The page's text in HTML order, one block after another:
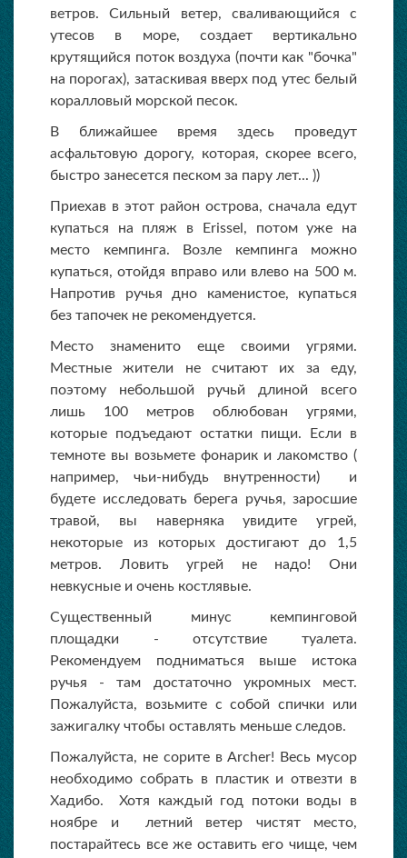
ветров. Сильный ветер, сваливающийся с
утесов в море, создает вертикально
крутящийся поток воздуха (почти как "бочка"
на порогах), затаскивая вверх под утес белый
коралловый морской песок.
В ближайшее время здесь проведут
асфальтовую дорогу, которая, скорее всего,
быстро занесется песком за пару лет... ))
Приехав в этот район острова, сначала едут
купаться на пляж в Erissel, потом уже на
место кемпинга. Возле кемпинга можно
купаться, отойдя вправо или влево на 500 м.
Напротив ручья дно каменистое, купаться
без тапочек не рекомендуется.
Место знаменито еще своими угрями.
Местные жители не считают их за еду,
поэтому небольшой ручьй длиной всего
лишь 100 метров облюбован угрями,
которые подъедают остатки пищи. Если в
темноте вы возьмете фонарик и лакомство (
например, чьи-нибудь внутренности) и
будете исследовать берега ручья, заросшие
травой, вы наверняка увидите угрей,
некоторые из которых достигают до 1,5
метров. Ловить угрей не надо! Они
невкусные и очень костлявые.
Существенный минус кемпинговой
площадки - отсутствие туалета.
Рекомендуем подниматься выше истока
ручья - там достаточно укромных мест.
Пожалуйста, возьмите с собой спички или
зажигалку чтобы оставлять меньше следов.
Пожалуйста, не сорите в Archer! Весь мусор
необходимо собрать в пластик и отвезти в
Хадибо. Хотя каждый год потоки воды в
ноябре и летний ветер чистят место,
постарайтесь все же оставить его чище, чем